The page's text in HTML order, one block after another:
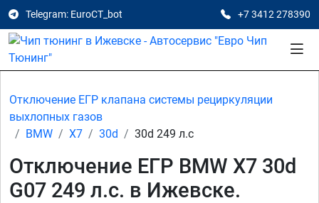
Telegram: EuroCT_bot +7 3412 278390
Отключение ЕГР клапана системы рециркуляции
выхлопных газов
BMW
X7 30d 30d 249 л.с
Отключение ЕГР BMW X7 30d
G07 249 л.с. в Ижевске.